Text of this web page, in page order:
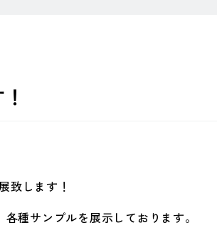
します！
種サンプルを展示しております。